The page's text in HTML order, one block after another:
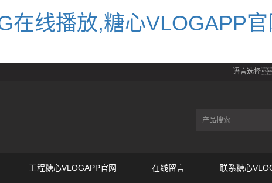
在线播放,糖心VLOGAPP
语言选择
工程糖心VLOGAPP官网 在线留言 联系糖心